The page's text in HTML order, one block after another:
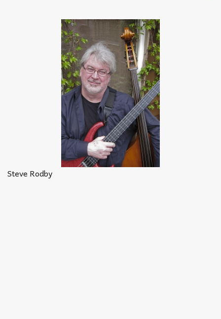
Steve Rodby